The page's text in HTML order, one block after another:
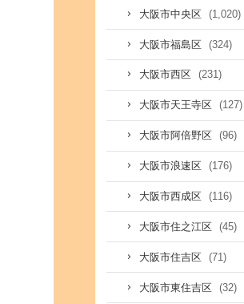
大阪市中央区 (1,020)
大阪市福島区 (324)
大阪市西区 (231)
大阪市天王寺区 (127)
大阪市阿倍野区 (96)
大阪市浪速区 (176)
大阪市西成区 (116)
大阪市住之江区 (45)
大阪市住吉区 (71)
大阪市東住吉区 (32)